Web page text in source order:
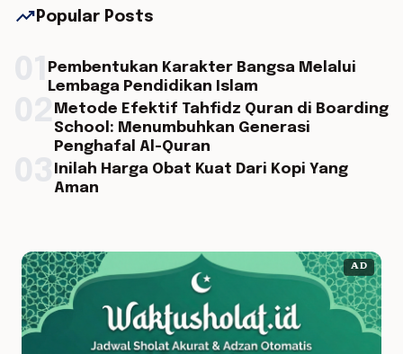
trending_up Popular Posts
Pembentukan Karakter Bangsa Melalui
Lembaga Pendidikan Islam
Metode Efektif Tahfidz Quran di Boarding
School: Menumbuhkan Generasi
Penghafal Al-Quran
Inilah Harga Obat Kuat Dari Kopi Yang
Aman
AD